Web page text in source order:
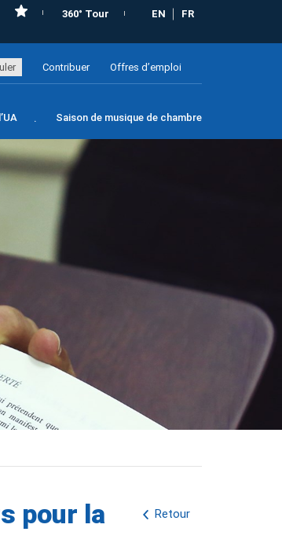
360° Tour EN FR
Contribuer Offres d’emploi
Saison de musique de chambre
Retour
pour la